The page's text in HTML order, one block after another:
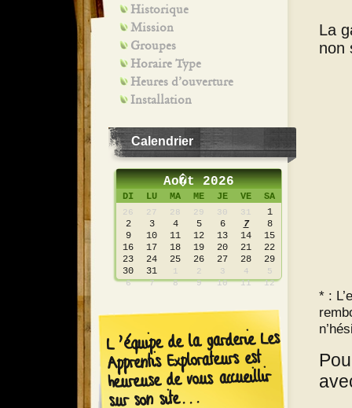
Historique
Mission
Groupes
Horaire Type
Heures d’ouverture
Installation
Calendrier
Ao�t 2026
DI LU MA ME JE VE SA
26 27 28 29 30 31
1
2
3 4 5 6 7
8
9
10 11 12 13 14
15
16
17 18 19 20 21
22
23
24 25 26 27 28
29
30
31 1 2 3 4
5
6
7 8 9 10 11 12
L’équipe de la garderie Les
Apprentis Explorateurs est
heureuse de vous accueillir
sur son site...
La
non
* :